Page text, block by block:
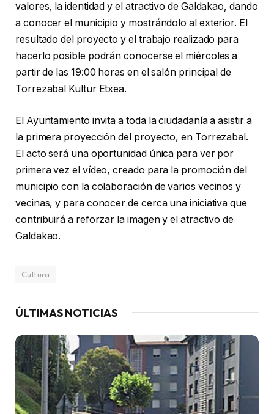
valores, la identidad y el atractivo de Galdakao, dando
a conocer el municipio y mostrándolo al exterior. El
resultado del proyecto y el trabajo realizado para
hacerlo posible podrán conocerse el miércoles a
partir de las 19:00 horas en el salón principal de
Torrezabal Kultur Etxea.
El Ayuntamiento invita a toda la ciudadanía a asistir a
la primera proyección del proyecto, en Torrezabal.
El acto será una oportunidad única para ver por
primera vez el vídeo, creado para la promoción del
municipio con la colaboración de varios vecinos y
vecinas, y para conocer de cerca una iniciativa que
contribuirá a reforzar la imagen y el atractivo de
Galdakao.
Cultura
ÚLTIMAS NOTICIAS